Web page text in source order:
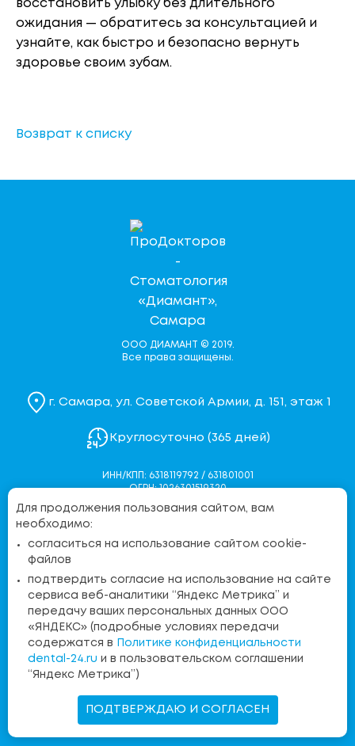
восстановить улыбку без длительного
ожидания — обратитесь за консультацией и
узнайте, как быстро и безопасно вернуть
здоровье своим зубам.
Возврат к списку
ООО ДИАМАНТ © 2019.
Все права защищены.
г. Самара, ул. Советской Армии, д. 151, этаж 1
Круглосуточно (365 дней)
ИНН/КПП: 6318119792 / 631801001
ОГРН: 1026301519320
Политика конфиденциальности
Согласие на обработку персональных данных через
Контакты контролирующих органов
Бесплатная линия:
8 (800) 555-36-15
Запись на прием
Для продолжения пользования сайтом, вам
необходимо:
согласиться на использование сайтом cookie-
файлов
подтвердить согласие на использование на сайте
сервиса веб-аналитики “Яндекс Метрика” и
передачу ваших персональных данных ООО
«ЯНДЕКС» (подробные условиях передачи
содержатся в
Политике конфиденциальности
dental-24.ru и в пользовательском соглашении
“Яндекс Метрика”)
ПОДТВЕРЖДАЮ И СОГЛАСЕН